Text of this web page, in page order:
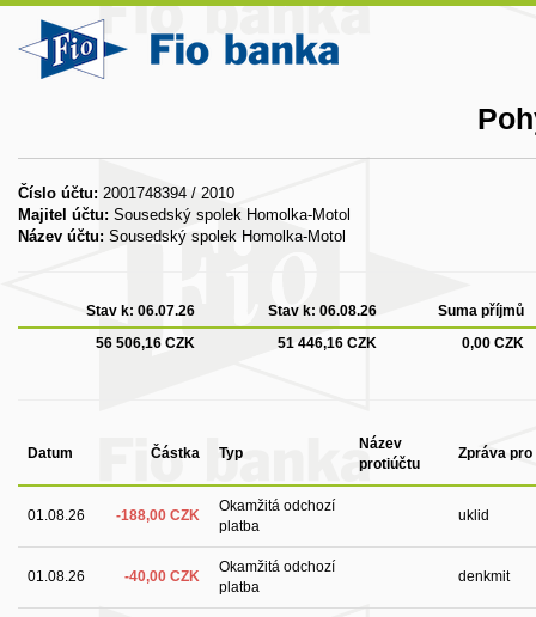
Číslo účtu: 2001748394 / 2010
Majitel účtu: Sousedský spolek Homolka-Motol
Název účtu: Sousedský spolek Homolka-Motol
Stav k: 06.07.26 Stav k: 06.08.26
Suma příjmů
56 506,16 CZK
51 446,16 CZK 0,00 CZK
Datum Částka Typ
Název
protiúčtu
Zpráva
01.08.26 -188,00 CZK
Okamžitá odchozí
platba
uklid
01.08.26 -40,00 CZK
Okamžitá odchozí
platba
denkmit